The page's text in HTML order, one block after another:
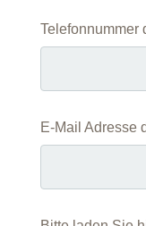
Telefonnummer
E-Mail Adresse